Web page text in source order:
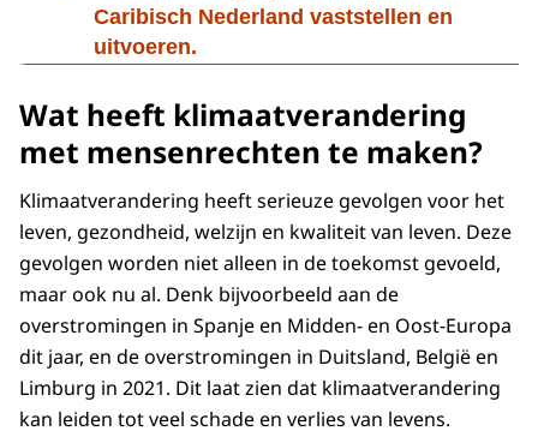
Voor het nemen van aanvullende maatregelen
zal het kabinet ruimschoots budget
klimaatverandering te vermijden, mag
wereldwijd maar een beperkte hoeveelheid
mag daarom niet meer uitstoten dan zijn
eerlijke deel hiervan. Het College pleit ervoor
dat Nederland vaststelt wat zijn eerlijke deel is
in lijn met rechtvaardigheidsprincipes.
Berekeningen door het PBL laten zien dat dit
hogere klimaatdoelstellingen voor Nederland
vereist.
Caribisch Nederland vaststellen en
uitvoeren.
Nederland verwacht. Naast het opstellen van
deze plannen, wijst het College erop dat deze
op korte termijn moeten worden uitgevoerd
door de Openbare Lichamen, met financiële en
materiële ondersteuning van de Rijksoverheid.
Wat heeft klimaatverandering
met mensenrechten te maken?
Klimaatverandering heeft serieuze gevolgen voor het
leven, gezondheid, welzijn en kwaliteit van leven. Deze
gevolgen worden niet alleen in de toekomst gevoeld,
maar ook nu al. Denk bijvoorbeeld aan de
overstromingen in Spanje en Midden- en Oost-Europa
dit jaar, en de overstromingen in Duitsland, België en
Limburg in 2021. Dit laat zien dat klimaatverandering
kan leiden tot veel schade en verlies van levens.